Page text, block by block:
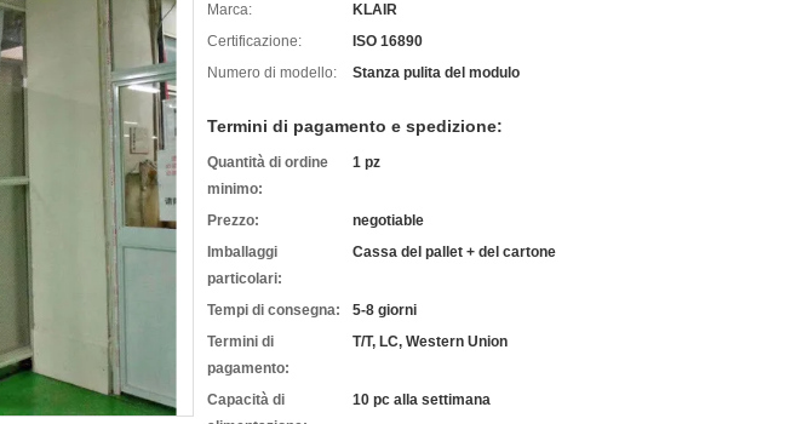
Marca:
KLAIR
Certificazione:
ISO 16890
Numero di modello:
Stanza pulita del modulo
Termini di pagamento e spedizione:
Quantità di ordine
minimo:
1 pz
Prezzo:
negotiable
Imballaggi
particolari:
Cassa del pallet + del cartone
Tempi di consegna:
5-8 giorni
Termini di
pagamento:
T/T, LC, Western Union
Capacità di
10 pc alla settimana